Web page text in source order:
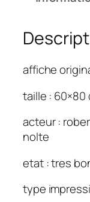
affiche
taille : 60×80
acteur :
nolte
etat : tres
type